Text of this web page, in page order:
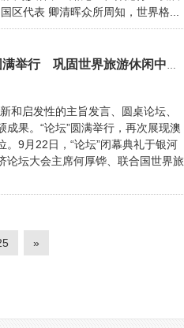
区代表 卿清晖众所周知，世界格...
【践行创新 提质升级】第十届世界旅游经济论坛•澳门2023圆满举行 巩固世界旅游休闲中心地位
和启发性的主旨发言、圆桌论坛、
果。“论坛”圆满举行，再次展现澳
9月22日，“论坛”闭幕典礼于银河
论坛大会主席何厚铧、联合国世界旅
»